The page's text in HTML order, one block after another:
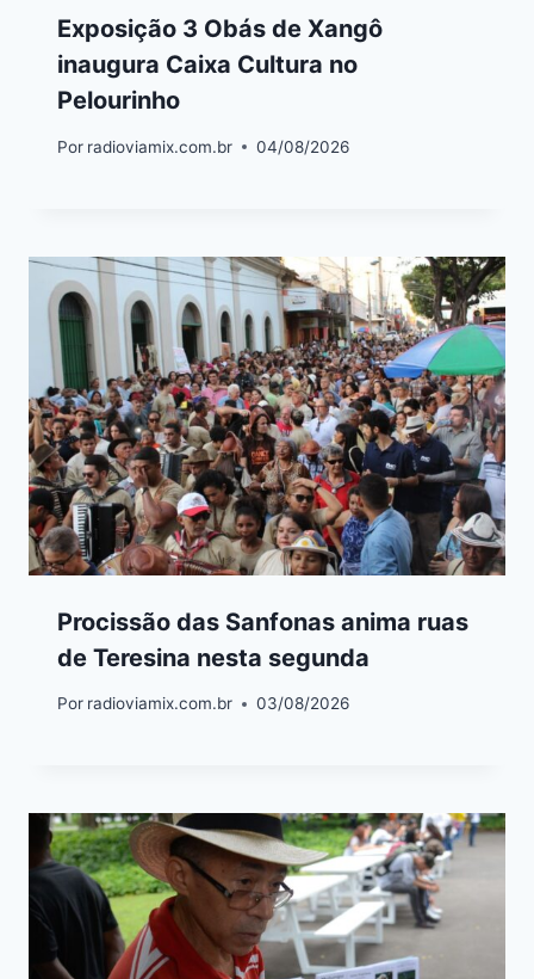
Exposição 3 Obás de Xangô
inaugura Caixa Cultura no
Pelourinho
Por radioviamix.com.br 04/08/2026
Procissão das Sanfonas anima ruas
de Teresina nesta segunda
Por radioviamix.com.br 03/08/2026